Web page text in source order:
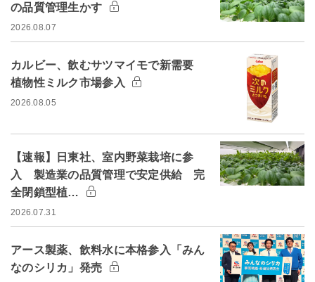
の品質管理生かす
2026.08.07
カルビー、飲むサツマイモで新需要
植物性ミルク市場参入
2026.08.05
【速報】日東社、室内野菜栽培に参
入 製造業の品質管理で安定供給 完
全閉鎖型植…
2026.07.31
アース製薬、飲料水に本格参入「みん
なのシリカ」発売